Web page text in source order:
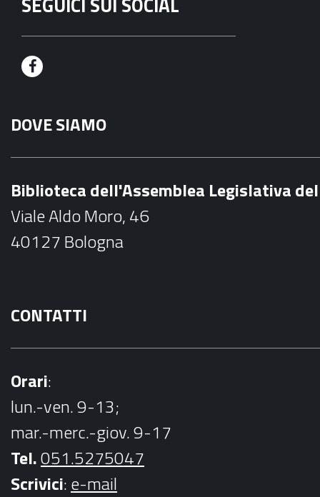
F
c
e
o
k
DOVE SIAMO
Biblioteca dell'Assemblea Legislativa
Viale Aldo Moro, 46
40127 Bologna
CONTATTI
Orari:
lun.-ven. 9-13;
mar.-merc.-giov. 9-17
Tel.051.5275047
Scrivici:e-mail